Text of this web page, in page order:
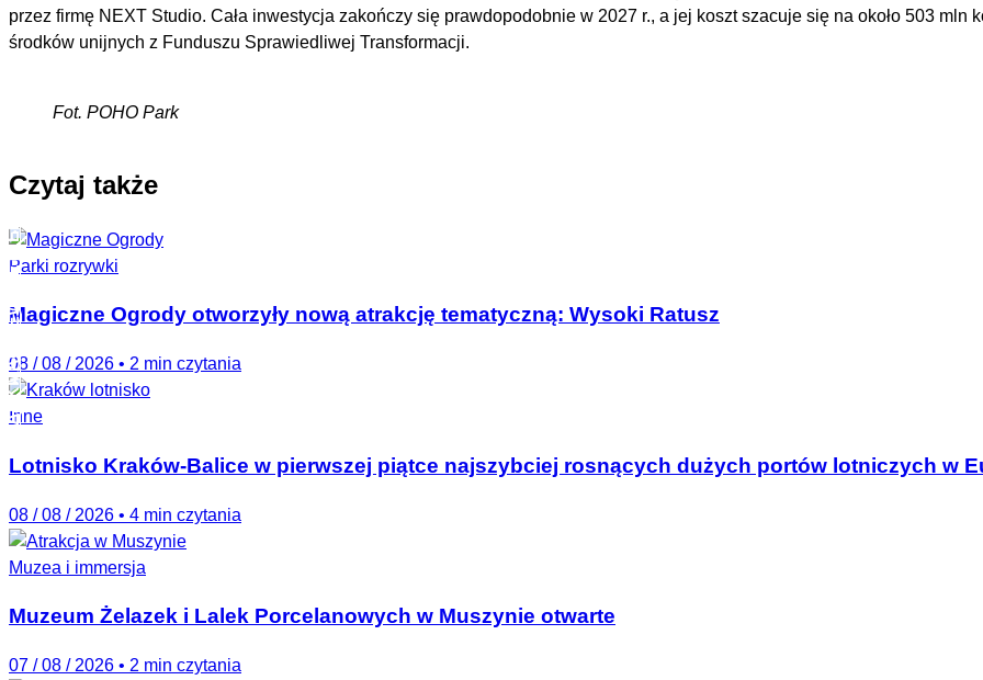
PARKMAG NEWSLETTER
przez firmę NEXT Studio. Cała inwestycja zakończy się prawdopodobnie w 2027 r., a jej koszt szacuje się na około 503 mln
środków unijnych z Funduszu Sprawiedliwej Transformacji.
Fot. POHO Park
Czytaj także
Parki rozrywki
Magiczne Ogrody otworzyły nową atrakcję tematyczną: Wysoki Ratusz
08 / 08 / 2026 • 2 min czytania
Inne
Lotnisko Kraków-Balice w pierwszej piątce najszybciej rosnących dużych portów lotniczych w
08 / 08 / 2026 • 4 min czytania
Muzea i immersja
Muzeum Żelazek i Lalek Porcelanowych w Muszynie otwarte
07 / 08 / 2026 • 2 min czytania